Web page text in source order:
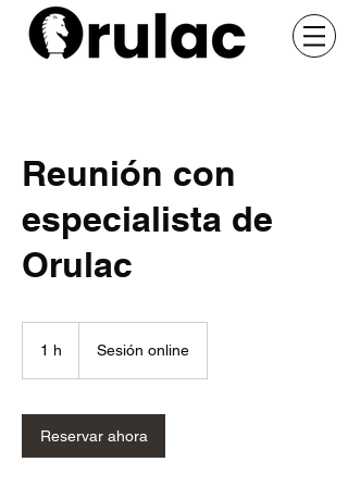
Reunión con
especialista de
Orulac
1 h Sesión online
Reservar ahora